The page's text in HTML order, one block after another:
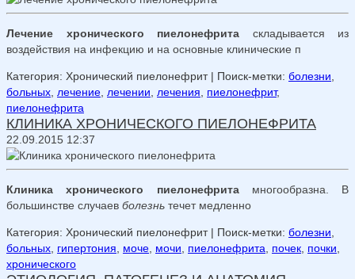
Лечение хронического пиелонефрита складывается из
воздействия на инфекцию и на основные клинические п
Категория: Хронический пиелонефрит| Поиск-метки: болезни
больных лечение лечении лечения пиелонефрит,
пиелонефрита
КЛИНИКА ХРОНИЧЕСКОГО ПИЕЛОНЕФРИТА
22.09.2015 12:37
Клиника хронического пиелонефритамногообразна. В
большинстве случаев болезнь течет медленно
Категория: Хронический пиелонефрит| Поиск-метки: болезни
больных гипертония моче мочи пиелонефрита почек почки
хронического